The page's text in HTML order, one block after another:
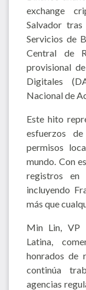
exchange
Salvador
Servicios de
Central de
provisional
Digitales
Nacional de
Este hito
esfuerzos
permisos
mundo. Con
registros en
incluyendo
más que
Min Lin, VP
Latina,
honrados de
continúa
agencias